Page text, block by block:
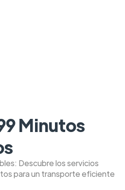
Minutos
Descubre los servicios
para un transporte eficiente